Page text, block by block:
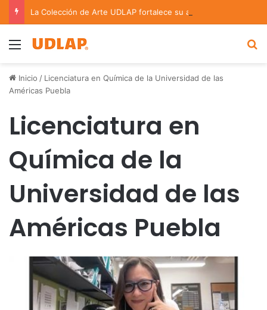
Menu
Inicio / Licenciatura en Química de la Universidad de las
Américas Puebla
Licenciatura en
Química de la
Universidad de las
Américas Puebla